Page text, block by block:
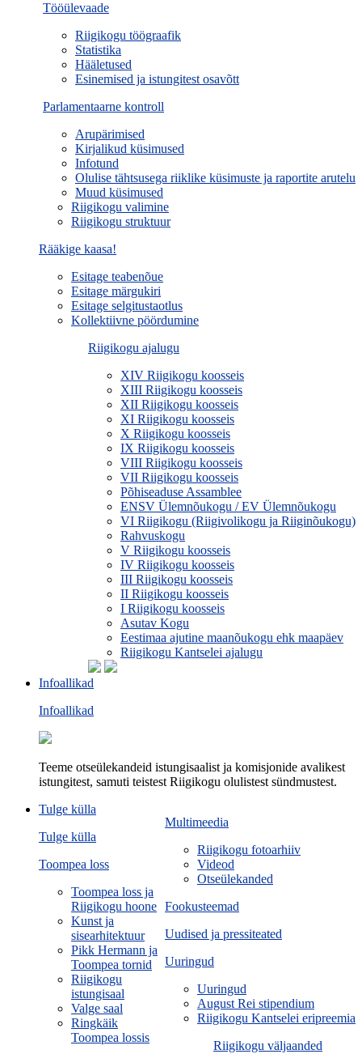
Tööülevaade
Riigikogu töögraafik
Statistika
Hääletused
Esinemised ja istungitest osavõtt
Parlamentaarne kontroll
Arupärimised
Kirjalikud küsimused
Infotund
Olulise tähtsusega riiklike küsimuste ja raportite arutelu
Muud küsimused
Riigikogu valimine
Riigikogu struktuur
Rääkige kaasa!
Esitage teabenõue
Esitage märgukiri
Esitage selgitustaotlus
Kollektiivne pöördumine
Riigikogu ajalugu
XIV Riigikogu koosseis
XIII Riigikogu koosseis
XII Riigikogu koosseis
XI Riigikogu koosseis
X Riigikogu koosseis
IX Riigikogu koosseis
VIII Riigikogu koosseis
VII Riigikogu koosseis
Põhiseaduse Assamblee
ENSV Ülemnõukogu / EV Ülemnõukogu
VI Riigikogu (Riigivolikogu ja Riiginõukogu)
Rahvuskogu
V Riigikogu koosseis
IV Riigikogu koosseis
III Riigikogu koosseis
II Riigikogu koosseis
I Riigikogu koosseis
Asutav Kogu
Eestimaa ajutine maanõukogu ehk maapäev
Riigikogu Kantselei ajalugu
Infoallikad
Infoallikad
Teeme otseülekandeid istungisaalist ja komisjonide avalikest
istungitest, samuti teistest Riigikogu olulistest sündmustest.
Multimeedia
Riigikogu fotoarhiiv
Videod
Otseülekanded
Fookusteemad
Uudised ja pressiteated
Uuringud
Uuringud
August Rei stipendium
Riigikogu Kantselei eripreemia
Riigikogu väljaanded
Tulge külla
Tulge külla
Toompea loss
Toompea loss ja
Riigikogu hoone
Kunst ja
sisearhitektuur
Pikk Hermann ja
Toompea tornid
Riigikogu
istungisaal
Valge saal
Ringkäik
Toompea lossis